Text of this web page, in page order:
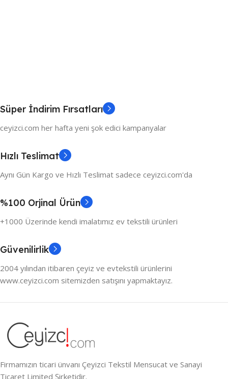
Süper İndirim Fırsatları
ceyizci.com her hafta yeni şok edici kampanyalar
Hızlı Teslimat
Aynı Gün Kargo ve Hızlı Teslimat sadece ceyizci.com'da
%100 Orjinal Ürün
+1000 Üzerinde kendi imalatımız ev tekstili ürünleri
Güvenilirlik
2004 yılından itibaren çeyiz ve evtekstili ürünlerini
www.ceyizci.com sitemizden satışını yapmaktayız.
Firmamızın ticari ünvanı Çeyizci Tekstil Mensucat ve Sanayi
Ticaret Limited Şirketidir.